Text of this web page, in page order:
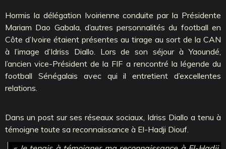
Hormis la délégation Ivoirienne conduite par la Présidente
Mariam Dao Gabala, d’autres personnalités du football en
Côte d’Ivoire étaient présentes au tirage au sort de la CAN
à l’image d’Idriss Diallo. Lors de son séjour à Yaoundé,
l’ancien vice-Président de la FIF a rencontré la légende du
football Sénégalais avec qui il entretient d’excellentes
relations.
Dans un post sur ses réseaux sociaux, Idriss Diallo a tenu à
témoigne toute sa reconnaissance à El-Hadji Diouf.